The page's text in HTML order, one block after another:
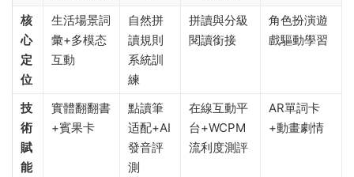
​核
心
定
位​
生活場景詞
彙+多模态
互動
自然拼
讀規則
系統訓
練
拼讀與分級
閱讀銜接
角色扮演遊
戲驅動學習
​技
術
賦
能​
實體翻翻書
+賓果卡
點讀筆
适配+AI
發音評
測
在線互動平
台+WCPM
流利度測評
AR單詞卡
+動畫劇情